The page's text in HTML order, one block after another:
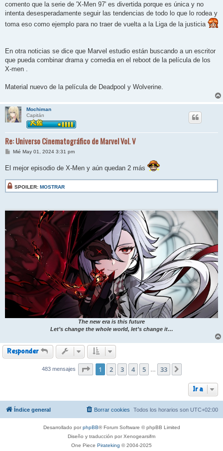
comento que la serie de 'X-Men 97' es divertida porque es única y no
intenta desesperadamente seguir las tendencias de todo lo que lo rodea y
toma eso como ejemplo para no traer de vuelta a la Liga de la justicia
En otra noticias se dice que Marvel estudio están buscando a un escritor
que pueda combinar drama y comedia en el reboot de la película de los
X-men .
Material nuevo de la película de Deadpool y Wolverine.
Mochiman
Capitán
Re: Universo Cinematográfico de Marvel Vol. V
M
j
e
Mié May 01, 2024 3:31 pm
El mejor episodio de X-Men y aún quedan 2 más
SPOILER: MOSTRAR
The new era is this future
Let’s change the whole world, let’s change it…
Responder
483 mensajes Página1 de 33
1 2 3 4 5 33
Ir a
Índice general Todos los horarios son UTC+02:00
Borrar cookies
Desarrollado porphpBB® Forum Software © phpBB Limited
Diseño y traducción por Xenogearsifm
One Piece Pirateking © 2004-2025